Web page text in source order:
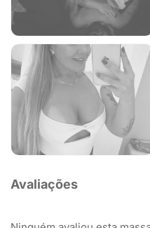
Avaliações